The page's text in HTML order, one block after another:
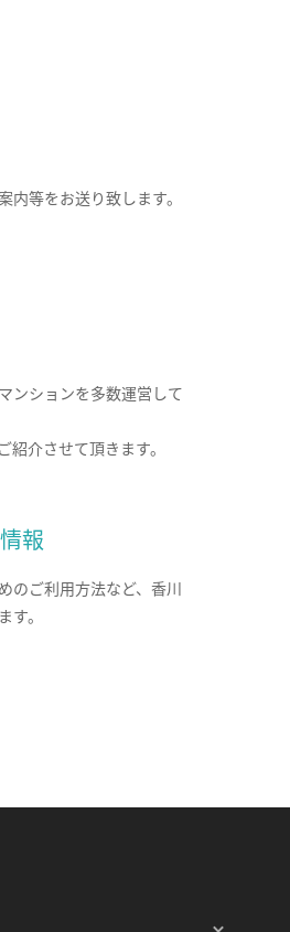
等をお送り致します。
ンションを多数運営して
介させて頂きます。
報
のご利用方法など、香川
。